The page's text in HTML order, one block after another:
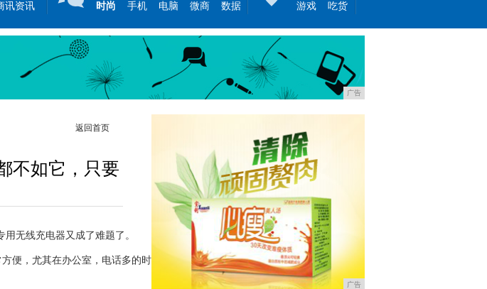
讯资讯
时尚
手机 电脑 微商 数据
游戏
吃货
广告
返回首页
不如它，只要
无线充电器又成了难题了。
便，尤其在办公室，电话多的时候，用无线充电器比用线充方便多了。
广告